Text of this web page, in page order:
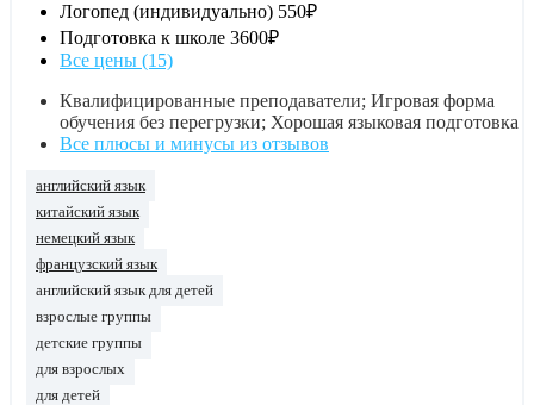
Логопед (индивидуально) 550₽
Подготовка к школе 3600₽
Все цены (15)
Квалифицированные преподаватели; Игровая форма
обучения без перегрузки; Хорошая языковая подготовка
Все плюсы и минусы из отзывов
английский язык
китайский язык
немецкий язык
французский язык
английский язык для детей
взрослые группы
детские группы
для взрослых
для детей